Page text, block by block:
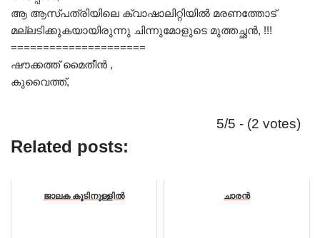
ആ ആസ്പത്രിയിലെ ക്വാഷാലിറ്റിയിൽ മരണത്തോട്
മല്ലടിക്കുകയായിരുന്നു ചിന്നുമോളുടെ മുത്തച്ഛൻ, !!!
=====================
ഷൗക്കത്ത് മൈതീൻ ,
കുവൈത്ത്,
5/5 - (2 votes)
Related posts:
ജാലക കൂടിനുള്ളിൽ ചാരൻ